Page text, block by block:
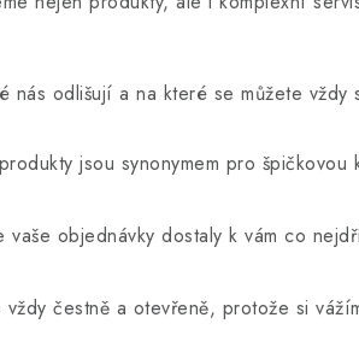
odlišují a na které se můžete vždy
jsou synonymem pro
vaše objednávky dostaly k vám co
vždy čestně a otevřeně, protože si